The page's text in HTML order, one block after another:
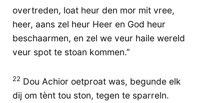
overtreden, loat heur den mor mit vree,
heer, aans zel heur Heer en God heur
beschaarmen, en zel we veur haile wereld
veur spot te stoan kommen.”
22 Dou Achior oetproat was, begunde elk
dij om tènt tou ston, tegen te sparreln.